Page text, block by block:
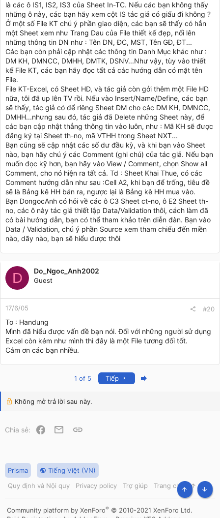
là các ô IS1, IS2, IS3 của Sheet In-TC. Nếu các bạn không thấy
những ô này, các bạn hãy xem cột IS tác giả có giấu đi không ?
Ở một số File KT chú ý phần giao diện, các bạn sẽ thấy có hẳn
một Sheet xem như Trang Dau của File thiết kế đẹp, nổi lên
những thông tin DN như : Tên DN, ĐC, MST, Tên GĐ, ĐT...
Các bạn còn phải cập nhật các thông tin Danh Mục khác như :
DM KH, DMNCC, DMHH, DMTK, DSNV...Như vậy, tùy vào thiết
kế File KT, các bạn hãy đọc tất cả các hướng dẫn có mặt tên
File.
File KT-Excel, có Sheet HD, và tác giả còn gởi thêm một File HD
nữa, tôi đã up lên TV rồi. Nếu vào Insert/Name/Define, các bạn
sẽ thấy, tác giả có để riêng Sheet DM cho các DM KH, DMNCC,
DMHH...nhưng sau đó, tác giả đã Delete những Sheet này, để
các bạn cập nhật thẳng thông tin vào luôn, như : Mã KH sẽ được
đăng ký tại Sheet th-no, mã VTHH trong Sheet NXT...
Bạn cũng sẽ cập nhật các số dư đầu kỳ, và khi bạn vào Sheet
nào, bạn hãy chú ý các Comment (ghi chú) của tác giả. Nếu bạn
muốn đọc kỹ hơn, bạn hãy vào View / Comment, chọn Show all
Comment, cho nó hiện ra tất cả. Td : Sheet Khai Thue, có các
Comment hướng dẫn như sau :Cell A2, khi bạn để trống, tiêu đề
sẽ là Bảng kê HH bán ra, ngược lại là Bảng kê HH mua vào.
Bạn DongocAnh có hỏi về các ô C3 Sheet ct-no, ô E2 Sheet th-
no, các ô này tác giả thiết lập Data/Validation thôi, cách làm đã
có bài hướng dẫn, bạn có thể tham khảo trên diễn đàn. Bạn vào
Data / Validation, chú ý phần Source xem tham chiếu đến miền
nào, dãy nào, bạn sẽ hiểu được thôi
D Do_Ngoc_Anh2002
Guest
17/6/05 #20
To : Handung
Mình đã hiểu được vấn đề bạn nói. Đối với những người sử dụng
Excel còn kém như mình thì đây là một File tương đối tốt.
Cám ơn các bạn nhiều.
1 of 5 Tiếp
Không mở trả lời sau này.
Chia sẻ: Facebook
Email
Prisma
Tiếng Việt (VN)
Quy định và Nội quy
Privacy policy Trợ giúp Trang chủ
R
S
Community platform by XenForo® © 2010-2021 XenForo Ltd.
TOP